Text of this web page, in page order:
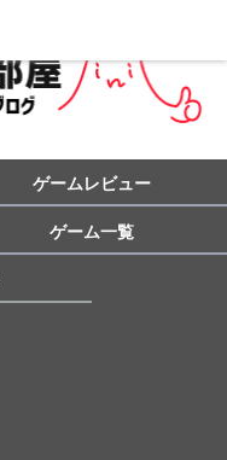
ゲームレビュー
ゲーム一覧